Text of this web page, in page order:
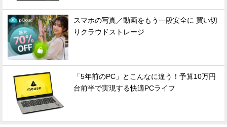
スマホの写真／動画をもう一段安全に 買い切
りクラウドストレージ
「5年前のPC」とこんなに違う！予算10万円
台前半で実現する快適PCライフ